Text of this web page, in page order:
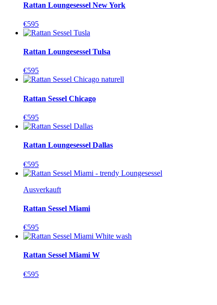
Rattan Loungesessel New York
€595
Rattan Loungesessel Tulsa
€595
Rattan Sessel Chicago
€595
Rattan Loungesessel Dallas
€595
Ausverkauft
Rattan Sessel Miami
€595
Rattan Sessel Miami W
€595